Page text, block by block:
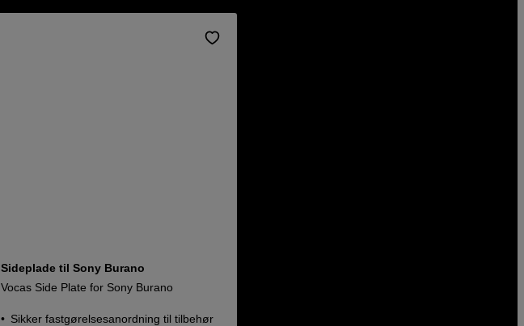
Sideplade til Sony Burano
Vocas Side Plate for Sony Burano
Sikker fastgørelsesanordning til tilbehør